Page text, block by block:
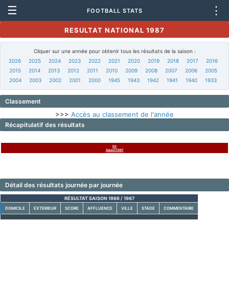
☰ FOOTBALL STATS ⋮
RESULTAT NATIONAL 1987
Cliquer sur une année pour obtenir tous les résultats de la saison :
2026
2025 2024 2023 2022 2021 2020 2019 2018 2017
2016
2015
2014 2013 2012 2011 2010 2009 2008 2007 2006
2005
2004
2003 2002 2001 2000 1945 1943 1942 1941 1940 1933
Classement
>>> Accès au classement de l'année
Récapitulatif des résultats
D3
Saison1987
Détail des résultats journée par journée
RÉSULTAT SAISON 1986 / 1987
DOMICILE EXTERIEUR SCORE AFFLUENCE VILLE STADE COMMENTAIRE